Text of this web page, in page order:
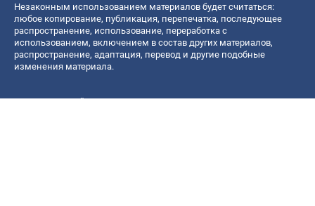
Незаконным использованием материалов будет считаться:
любое копирование, публикация, перепечатка, последующее
распространение, использование, переработка с
использованием, включением в состав других материалов,
распространение, адаптация, перевод и другие подобные
изменения материала.
Название онлайн медиа — «OBOZ.UA»